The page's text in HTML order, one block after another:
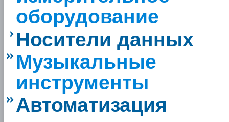
оборудование
Носители данных
Музыкальные
инструменты
Автоматизация